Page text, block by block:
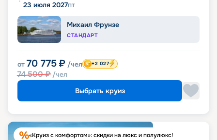
23 июля 2027пт
Михаил Фрунзе
СТАНДАРТ
от 70 775 ₽ /чел
74 500₽ /чел
+2 027
Выбрать круиз
«Круиз с комфортом»: скидки на люкс и полулюкс!